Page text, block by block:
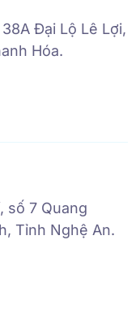
Đại Lộ Lê Lợi,
Hóa.
số 7 Quang
Tỉnh Nghệ An.